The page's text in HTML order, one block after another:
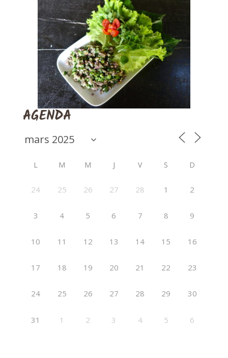
AGENDA
L M M J V S D
24 25 26 27 28 1 2
3 4 5 6 7 8 9
10 11 12 13 14 15 16
17 18 19 20 21 22 23
24 25 26 27 28 29 30
31 1 2 3 4 5 6